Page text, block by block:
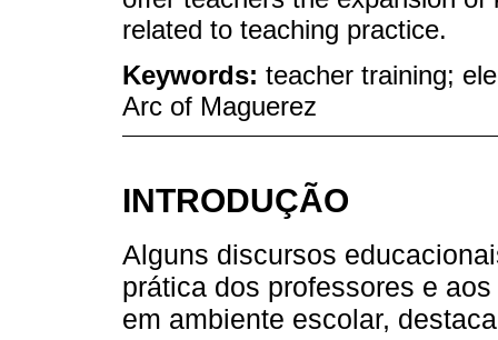
related to teaching practice.
Keywords: teacher training;
Arc of Maguerez
INTRODUÇÃO
Alguns discursos
prática dos professores e
em ambiente escolar,